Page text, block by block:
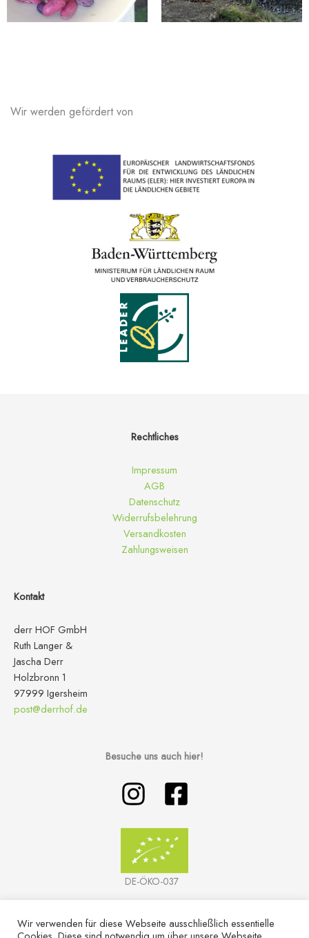
Wir werden gefördert von
Rechtliches
Impressum
AGB
Datenschutz
Widerrufsbelehrung
Versandkosten
Zahlungsweisen
Kontakt
derr HOF GmbH
Ruth Langer &
Jascha Derr
Holzbronn 1
97999 Igersheim
post@derrhof.de
Besuche uns auch hier!
DE-ÖKO-037
Wir verwenden für diese Webseite ausschließlich essentielle